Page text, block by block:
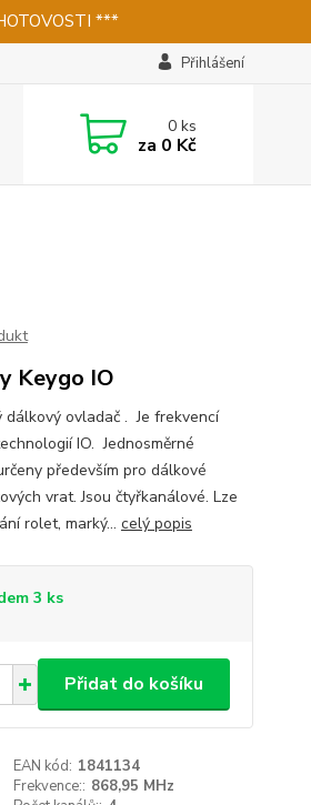
***
Přihlášení
0ks
za 0 Kč
Keygo IO
dálkový ovladač . Je frekvencí
IO. Jednosměrné
především pro dálkové
vrat. Jsou čtyřkanálové. Lze
rolet, marký... celý popis
3 ks
Přidat do košíku
EAN kód: 1841134
Frekvence:: 868,95 MHz